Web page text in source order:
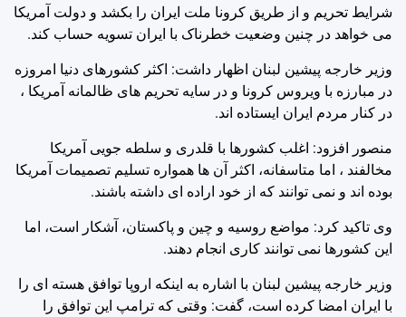
شرایط تحریم و از طریق کرونا ملت ایران را بکشد و دولت آمریکا
می خواهد در چنین وضعیت خطرناک با ایران تسویه حساب کند.
وزیر خارجه پیشین لبنان اظهار داشت: اکثر کشورهای دنیا امروزه
در مبارزه با ویروس کرونا و در سایه تحریم های ظالمانه آمریکا ،
در کنار مردم ایران ایستاده اند.
منصور افزود: اغلب کشورها با قلدری و سلطه جویی آمریکا
مخالفند ، اما متاسفانه، اکثر آن ها همواره تسلیم تصمیمات آمریکا
بوده اند و نمی توانند که از خود اراده ای داشته باشند.
وی تاکید کرد: مواضع روسیه و چین و پاکستان، آشکار است، اما
این کشورها نمی توانند کاری انجام دهند.
وزیر خارجه پیشین لبنان با اشاره به اینکه اروپا توافق هسته ای را
با ایران امضا کرده است، گفت: وقتی که ترامپ این توافق را